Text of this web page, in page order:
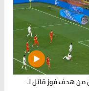
من هدف فوز قاتل لـ